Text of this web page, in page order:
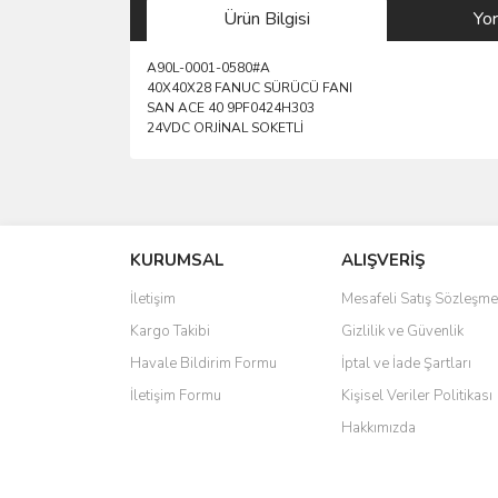
Ürün Bilgisi
A90L-0001-0580#A
40X40X28 FANUC SÜRÜCÜ FANI
SAN ACE 40 9PF0424H303
24VDC ORJİNAL SOKETLİ
Ürün resmi kalitesiz, bozuk veya görüntülenemiyor.
Ürün açıklamasında eksik bilgiler bulunuyor.
Ürün bilgilerinde hatalar bulunuyor.
Ürün fiyatı diğer sitelerden daha pahalı.
Bu ürüne benzer farklı alternatifler olmalı.
KURUMSAL
İletişim
Kargo Takibi
Havale Bildirim Formu
İletişim Formu
ALIŞVERİŞ
Mesafeli Satış
Gizlilik ve Güvenlik
İptal ve İade Şartları
Kişisel Veriler Politikası
Hakkımızda